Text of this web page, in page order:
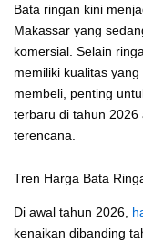
Bata ringan kini
Makassar yang
komersial. Selain
memiliki kualitas
membeli, penting
terbaru di tahun
terencana.
Tren Harga Bata
Di awal tahun 2026,
kenaikan dibanding